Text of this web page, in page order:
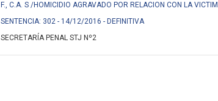
F., C.A. S /HOMICIDIO AGRAVADO POR RELACION CON LA
SENTENCIA: 302 - 14/12/2016 - DEFINITIVA
SECRETARÍA PENAL STJ Nº2